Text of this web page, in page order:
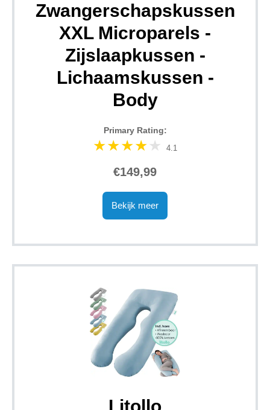
Zwangerschapskussen
XXL Microparels -
Zijslaapkussen -
Lichaamskussen -
Body
Primary Rating:
4.1
€149,99
Bekijk meer